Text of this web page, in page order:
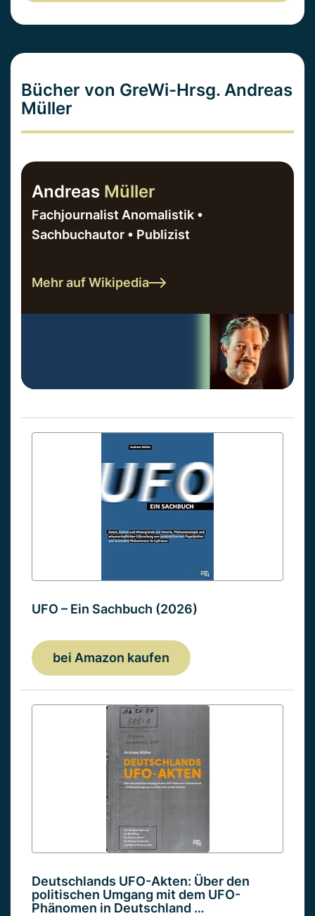
Bücher von GreWi-Hrsg. Andreas
Müller
Andreas Müller
Fachjournalist Anomalistik •
Sachbuchautor • Publizist
Mehr auf Wikipedia
UFO – Ein Sachbuch (2026)
bei Amazon kaufen
Deutschlands UFO-Akten: Über den
politischen Umgang mit dem UFO-
Phänomen in Deutschland …